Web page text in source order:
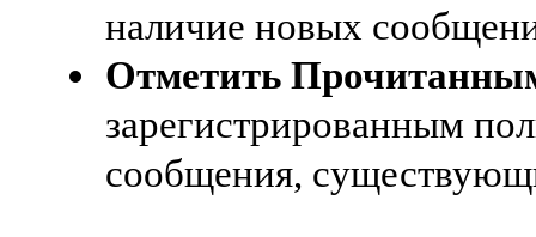
наличие новых
Отметить
зарегистрированным
сообщения,